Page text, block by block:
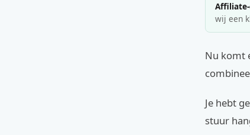
wij een
Nu komt
Je hebt
stuur